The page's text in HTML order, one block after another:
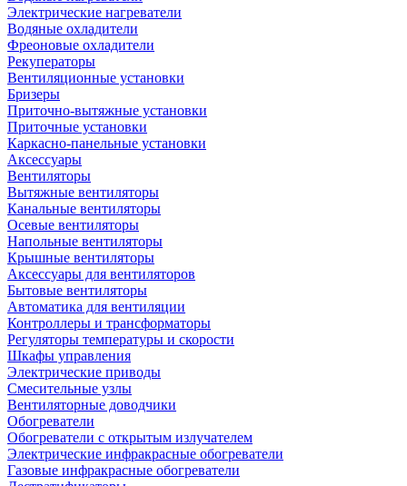
Электрические нагреватели
Водяные охладители
Фреоновые охладители
Рекуператоры
Вентиляционные установки
Бризеры
Приточно-вытяжные установки
Приточные установки
Каркасно-панельные установки
Аксессуары
Вентиляторы
Вытяжные вентиляторы
Канальные вентиляторы
Осевые вентиляторы
Напольные вентиляторы
Крышные вентиляторы
Аксессуары для вентиляторов
Бытовые вентиляторы
Автоматика для вентиляции
Контроллеры и трансформаторы
Регуляторы температуры и скорости
Шкафы управления
Электрические приводы
Смесительные узлы
Вентиляторные доводчики
Обогреватели
Обогреватели с открытым излучателем
Электрические инфракрасные обогреватели
Газовые инфракрасные обогреватели